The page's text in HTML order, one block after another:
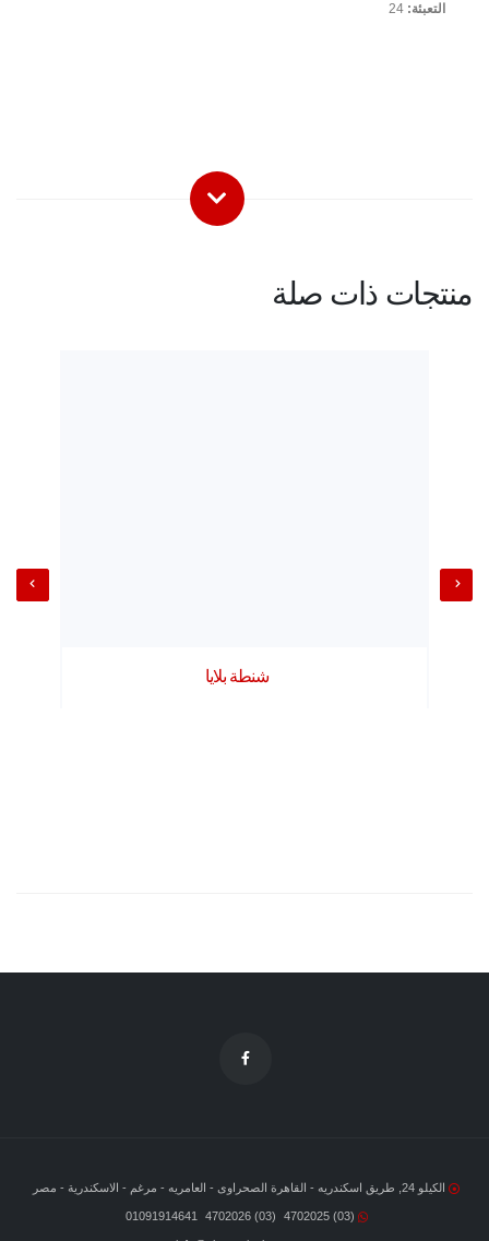
التعبئة:
منتجات ذات صلة
شنطة بلايا
الكيلو 24, طريق اسكندريه - القاهرة الصحراوى - العامريه - مرغم - الاسكندرية - مصر
(03) 4702025
(03) 4702026
01091914641